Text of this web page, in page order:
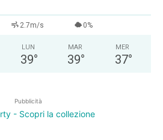
2.7m/s 0%
LUN
39°
MAR
39°
MER
37°
Pubblicità